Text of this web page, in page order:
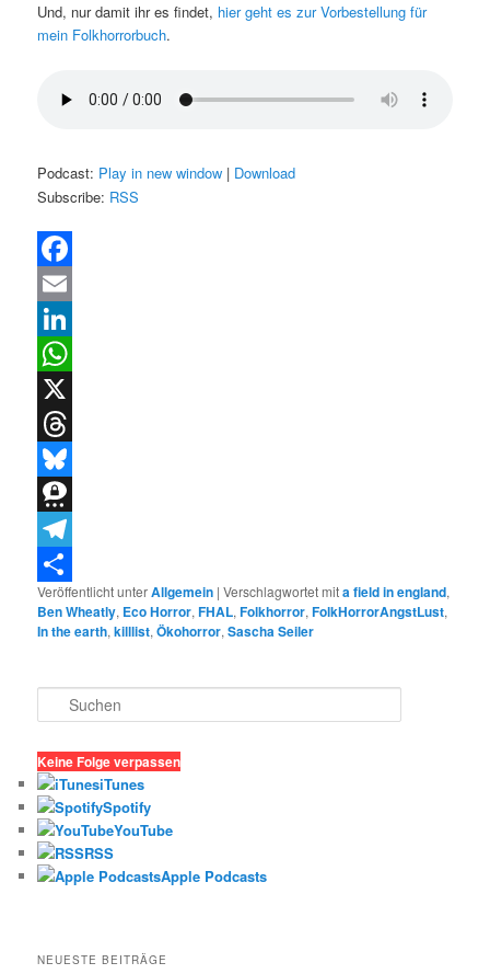
Und, nur damit ihr es findet, hier geht es zur Vorbestellung für
mein Folkhorrorbuch.
Podcast: Play in new window | Download
Subscribe: RSS
Facebook
Email
LinkedIn
WhatsApp
X
Threads
Bluesky
Threema
Telegram
Teilen
Veröffentlicht unterAllgemein |Verschlagwortet mita field in england,
Ben Wheatly, Eco Horror,FHAL,Folkhorror,FolkHorrorAngstLust,
In the earth,killlist,Ökohorror,Sascha Seiler
u
h
e
n
Keine Folge verpassen
iTunes
Spotify
YouTube
RSS
Apple Podcasts
NEUESTE BEITRÄGE